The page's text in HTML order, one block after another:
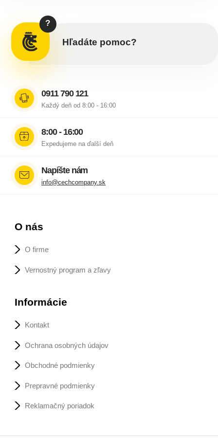
?
Hľadáte pomoc?
0911 790 121
Každý deň od 8:00 - 16:00
8:00 - 16:00
Expedujeme na ďalší deň
Napíšte nám
info@cechcompany.sk
O nás
O firme
Vernostný program a zľavy
Informácie
Kontakt
Ochrana osobných údajov
Obchodné podmienky
Prepravné podmienky
Reklamačný poriadok